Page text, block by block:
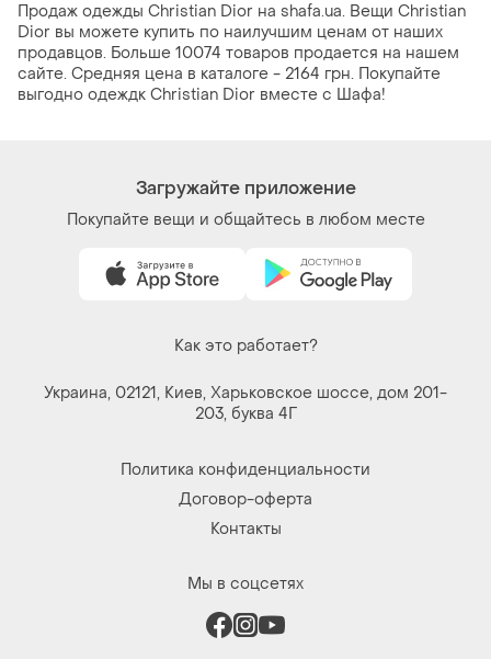
Продаж одежды Christian Dior на shafa.ua. Вещи Christian
Dior вы можете купить по наилучшим ценам от наших
продавцов. Больше 10074 товаров продается на нашем
сайте. Средняя цена в каталоге - 2164 грн. Покупайте
выгодно одеждк Christian Dior вместе с Шафа!
Загружайте приложение
Покупайте вещи и общайтесь в любом месте
Как это работает?
Украина, 02121, Киев, Харьковское шоссе, дом 201-
203, буква 4Г
Политика конфиденциальности
Договор-оферта
Контакты
Мы в соцсетях